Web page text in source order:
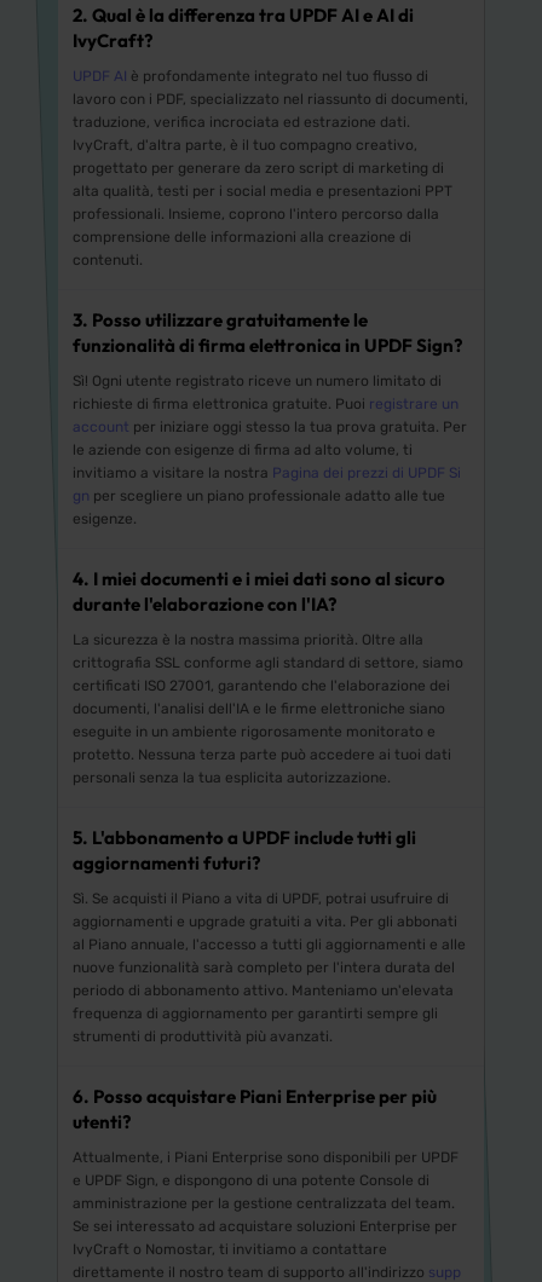
2. Qual è la differenza tra UPDF AI e AI di
IvyCraft?
UPDF AI è profondamente integrato nel tuo flusso di
lavoro con i PDF, specializzato nel riassunto di documenti,
traduzione, verifica incrociata ed estrazione dati.
IvyCraft, d'altra parte, è il tuo compagno creativo,
progettato per generare da zero script di marketing di
alta qualità, testi per i social media e presentazioni PPT
professionali. Insieme, coprono l'intero percorso dalla
comprensione delle informazioni alla creazione di
contenuti.
3. Posso utilizzare gratuitamente le
funzionalità di firma elettronica in UPDF Sign?
Sì! Ogni utente registrato riceve un numero limitato di
richieste di firma elettronica gratuite. Puoi registrare un
account per iniziare oggi stesso la tua prova gratuita. Per
le aziende con esigenze di firma ad alto volume, ti
invitiamo a visitare la nostra Pagina dei prezzi di UPDF Si
gn per scegliere un piano professionale adatto alle tue
esigenze.
4. I miei documenti e i miei dati sono al sicuro
durante l'elaborazione con l'IA?
La sicurezza è la nostra massima priorità. Oltre alla
crittografia SSL conforme agli standard di settore, siamo
certificati ISO 27001, garantendo che l'elaborazione dei
documenti, l'analisi dell'IA e le firme elettroniche siano
eseguite in un ambiente rigorosamente monitorato e
protetto. Nessuna terza parte può accedere ai tuoi dati
personali senza la tua esplicita autorizzazione.
5. L'abbonamento a UPDF include tutti gli
aggiornamenti futuri?
Sì. Se acquisti il Piano a vita di UPDF, potrai usufruire di
aggiornamenti e upgrade gratuiti a vita. Per gli abbonati
al Piano annuale, l'accesso a tutti gli aggiornamenti e alle
nuove funzionalità sarà completo per l'intera durata del
periodo di abbonamento attivo. Manteniamo un'elevata
frequenza di aggiornamento per garantirti sempre gli
strumenti di produttività più avanzati.
6. Posso acquistare Piani Enterprise per più
utenti?
Attualmente, i Piani Enterprise sono disponibili per UPDF
e UPDF Sign, e dispongono di una potente Console di
amministrazione per la gestione centralizzata del team.
Se sei interessato ad acquistare soluzioni Enterprise per
IvyCraft o Nomostar, ti invitiamo a contattare
direttamente il nostro team di supporto all'indirizzo supp